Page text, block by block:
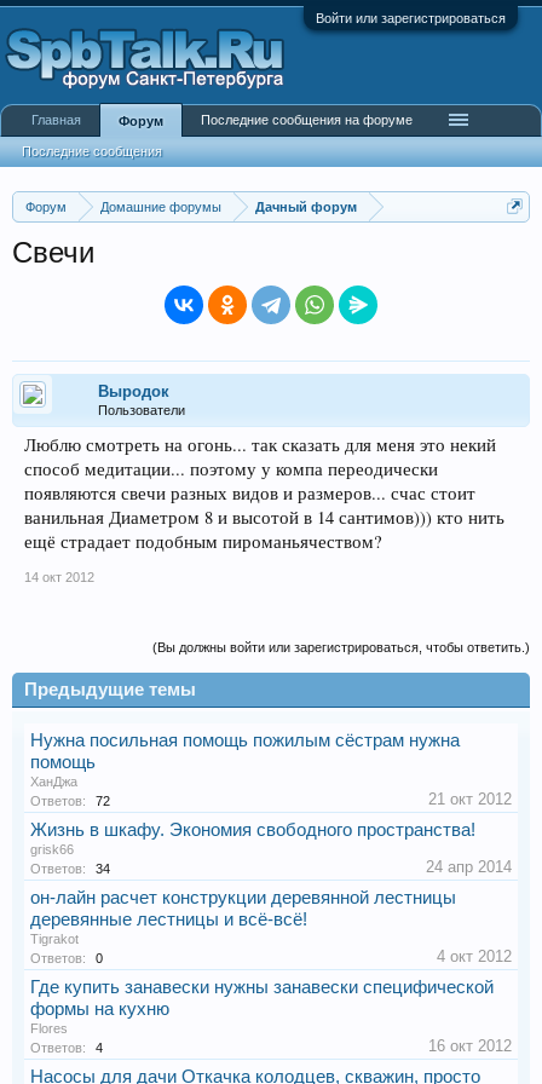
Войти или зарегистрироваться
Форум Домашние форумы Дачный форум
Свечи
Выродок
Пользователи
Люблю смотреть на огонь... так сказать для меня это некий
способ медитации... поэтому у компа переодически
появляются свечи разных видов и размеров... счас стоит
ванильная Диаметром 8 и высотой в 14 сантимов))) кто нить
ещё страдает подобным пироманьячеством?
14 окт 2012
(Вы должны войти или зарегистрироваться, чтобы ответить.)
Предыдущие темы
Нужна посильная помощь пожилым сёстрам нужна
помощь
ХанДжа
Ответов:
72 21 окт 2012
Жизнь в шкафу. Экономия свободного пространства!
grisk66
Ответов:
34 24 апр 2014
он-лайн расчет конструкции деревянной лестницы
деревянные лестницы и всё-всё!
Tigrakot
Ответов:
0 4 окт 2012
Где купить занавески нужны занавески специфической
формы на кухню
Flores
Ответов:
4 16 окт 2012
Насосы для дачи Откачка колодцев, скважин, просто
Главная Форум
Последние сообщения
Последние сообщения на форуме